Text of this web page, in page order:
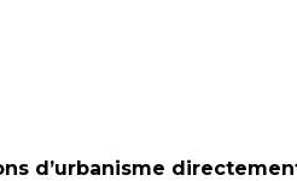
d’urbanisme